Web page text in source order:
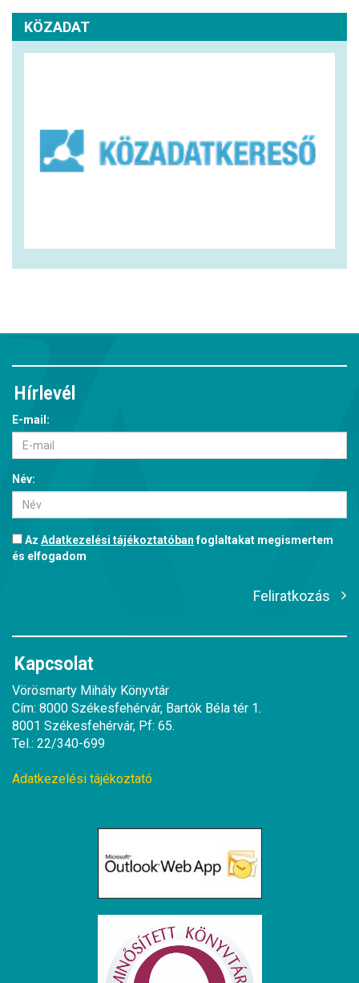
KÖZADAT
Hírlevél
E-mail:
Név:
Az Adatkezelési tájékoztatóbanfoglaltakat megismertem
és elfogadom
Feliratkozás
Kapcsolat
Vörösmarty Mihály Könyvtár
Cím: 8000 Székesfehérvár, Bartók Béla tér 1.
8001 Székesfehérvár, Pf: 65.
Tel.: 22/340-699
Adatkezelési tájékoztató